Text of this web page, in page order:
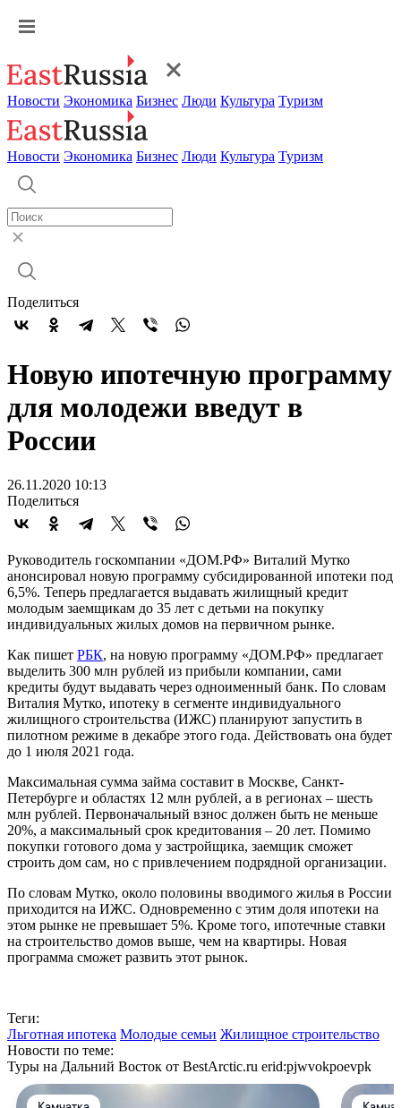
Новости Экономика Бизнес Люди Культура Туризм
Новости Экономика Бизнес Люди Культура Туризм
Поделиться
Новую ипотечную программу
для молодежи введут в
России
26.11.2020 10:13
Поделиться
Руководитель госкомпании «ДОМ.РФ» Виталий Мутко
анонсировал новую программу субсидированной ипотеки под
6,5%. Теперь предлагается выдавать жилищный кредит
молодым заемщикам до 35 лет с детьми на покупку
индивидуальных жилых домов на первичном рынке.
Как пишет РБК, на новую программу «ДОМ.РФ» предлагает
выделить 300 млн рублей из прибыли компании, сами
кредиты будут выдавать через одноименный банк. По словам
Виталия Мутко, ипотеку в сегменте индивидуального
жилищного строительства (ИЖС) планируют запустить в
пилотном режиме в декабре этого года. Действовать она будет
до 1 июля 2021 года.
Максимальная сумма займа составит в Москве, Санкт-
Петербурге и областях 12 млн рублей, а в регионах – шесть
млн рублей. Первоначальный взнос должен быть не меньше
20%, а максимальный срок кредитования – 20 лет. Помимо
покупки готового дома у застройщика, заемщик сможет
строить дом сам, но с привлечением подрядной организации.
По словам Мутко, около половины вводимого жилья в России
приходится на ИЖС. Одновременно с этим доля ипотеки на
этом рынке не превышает 5%. Кроме того, ипотечные ставки
на строительство домов выше, чем на квартиры. Новая
программа сможет развить этот рынок.
Теги:
Льготная ипотека Молодые семьи Жилищное строительство
Новости по теме:
Туры на Дальний Восток от BestArctic.ru erid:pjwvokpoevpk